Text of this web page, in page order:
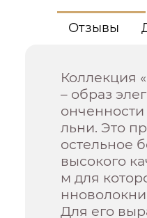
Отзывы
Коллекция
– образ
льни. Это
остельное
высокого
м для
Для его